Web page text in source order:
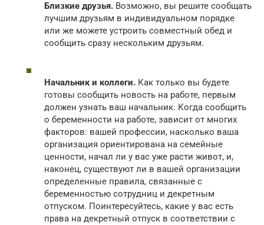
Близкие друзья. Возможно, вы решите сообщать
лучшим друзьям в индивидуальном порядке
или же можете устроить совместный обед и
сообщить сразу нескольким друзьям.
Начальник и коллеги. Как только вы будете
готовы сообщить новость на работе, первым
должен узнать ваш начальник. Когда сообщить
о беременности на работе, зависит от многих
факторов: вашей профессии, насколько ваша
организация ориентирована на семейные
ценности, начал ли у вас уже расти живот, и,
наконец, существуют ли в вашей организации
определенные правила, связанные с
беременностью сотрудниц и декретным
отпуском. Поинтересуйтесь, какие у вас есть
права на декретный отпуск в соответствии с